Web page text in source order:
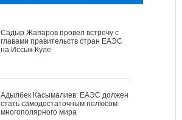
Садыр Жапаров провел встречу с
главами правительств стран ЕАЭС
на Иссык-Куле
Адылбек Касымалиев: ЕАЭС должен
стать самодостаточным полюсом
многополярного мира